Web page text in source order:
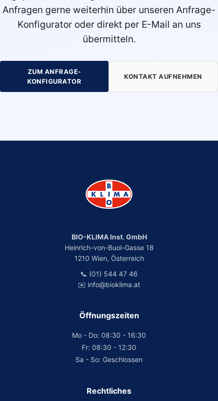
Anfragen gerne weiterhin über unseren Anfrage-
Konfigurator oder direkt per E-Mail an uns
übermitteln.
ZUM ANFRAGE-
KONFIGURATOR
KONTAKT AUFNEHMEN
BIO-KLIMA Inst. GmbH
Heinrich-von-Buol-Gasse 18
1210 Wien, Österreich
📞 (01) 544 47 46
✉️ info@bioklima.at
Öffnungszeiten
Mo - Do: 08:30 - 16:30
Fr: 08:30 - 12:30
Sa - So: Geschlossen
Rechtliches